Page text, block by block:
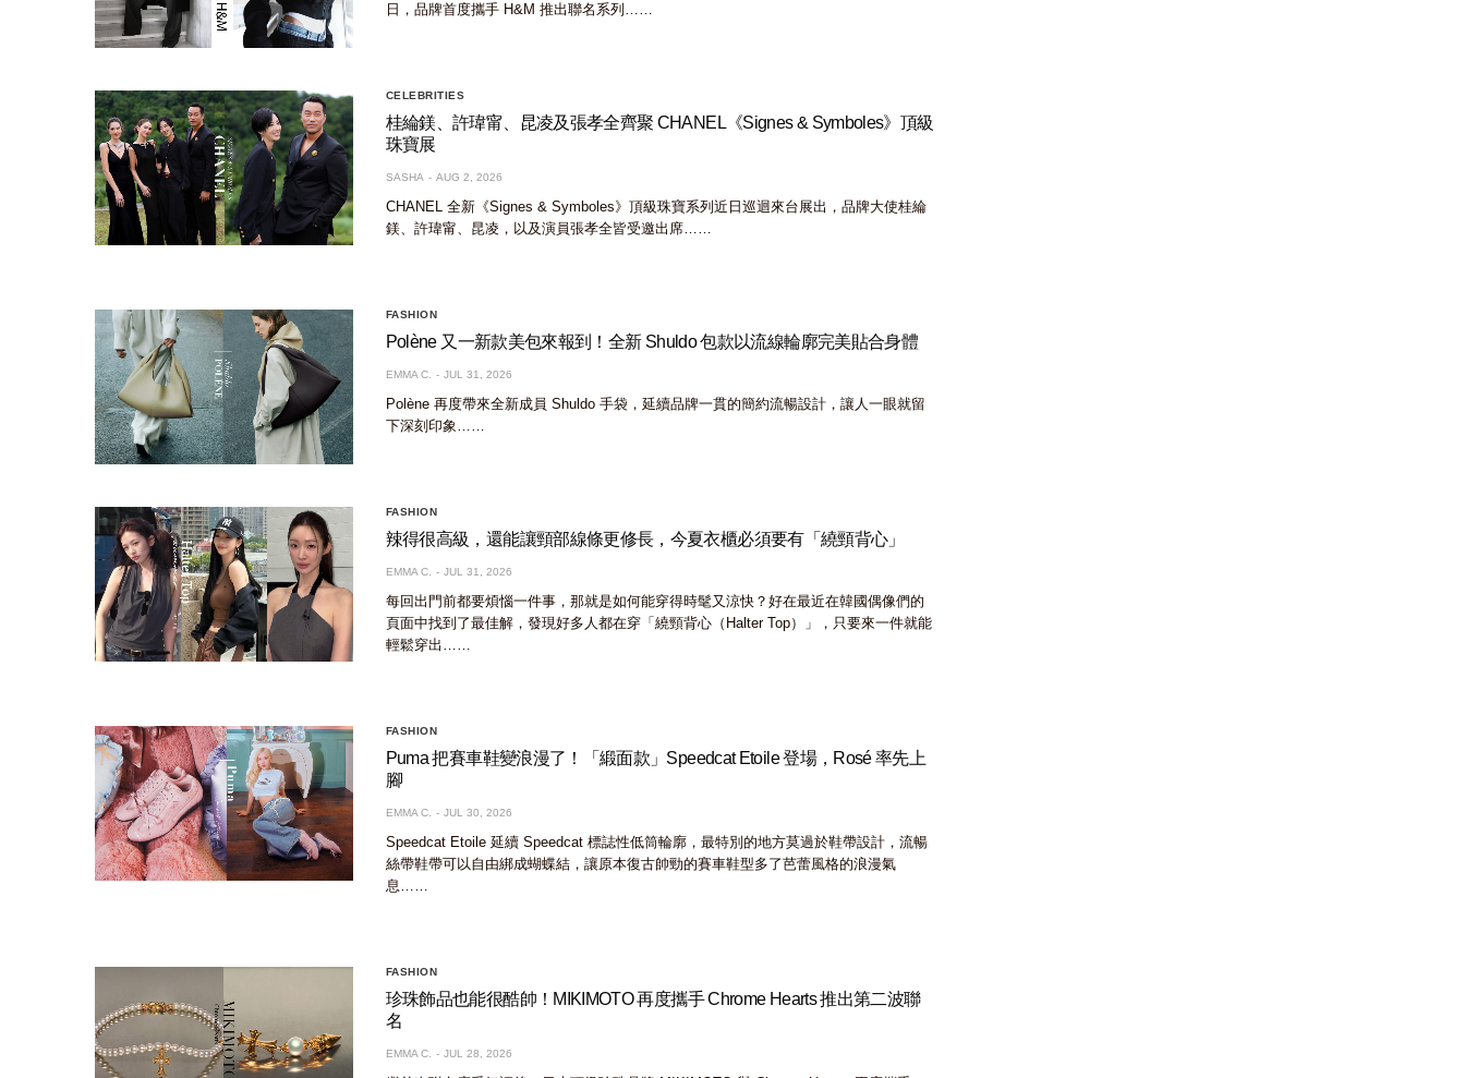
日，品牌首度攜手 H&M 推出聯名系列……
CELEBRITIES
桂綸鎂、許瑋甯、昆凌及張孝全齊聚 CHANEL《Signes & Symboles》頂級
珠寶展
SASHA AUG 2, 2026
CHANEL 全新《Signes & Symboles》頂級珠寶系列近日巡迴來台展出，品牌大使桂綸
鎂、許瑋甯、昆凌，以及演員張孝全皆受邀出席……
FASHION
Polène 又一新款美包來報到！全新 Shuldo 包款以流線輪廓完美貼合身體
EMMA C. JUL 31, 2026
Polène 再度帶來全新成員 Shuldo 手袋，延續品牌一貫的簡約流暢設計，讓人一眼就留
下深刻印象……
FASHION
辣得很高級，還能讓頸部線條更修長，今夏衣櫃必須要有「繞頸背心」
EMMA C. JUL 31, 2026
每回出門前都要煩惱一件事，那就是如何能穿得時髦又涼快？好在最近在韓國偶像們的
頁面中找到了最佳解，發現好多人都在穿「繞頸背心（Halter Top）」，只要來一件就能
輕鬆穿出……
FASHION
Puma 把賽車鞋變浪漫了！「緞面款」Speedcat Etoile 登場，Rosé 率先上
腳
EMMA C. JUL 30, 2026
Speedcat Etoile 延續 Speedcat 標誌性低筒輪廓，最特別的地方莫過於鞋帶設計，流暢
絲帶鞋帶可以自由綁成蝴蝶結，讓原本復古帥勁的賽車鞋型多了芭蕾風格的浪漫氣
息……
FASHION
珍珠飾品也能很酷帥！MIKIMOTO 再度攜手 Chrome Hearts 推出第二波聯
名
EMMA C. JUL 28, 2026